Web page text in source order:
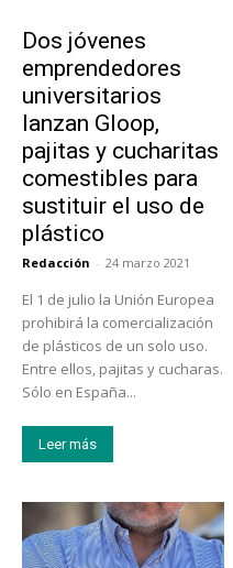
Dos jóvenes
emprendedores
universitarios
lanzan Gloop,
pajitas y cucharitas
comestibles para
sustituir el uso de
plástico
Redacción - 24 marzo 2021
El 1 de julio la Unión Europea
prohibirá la comercialización
de plásticos de un solo uso.
Entre ellos, pajitas y cucharas.
Sólo en España...
Leer más